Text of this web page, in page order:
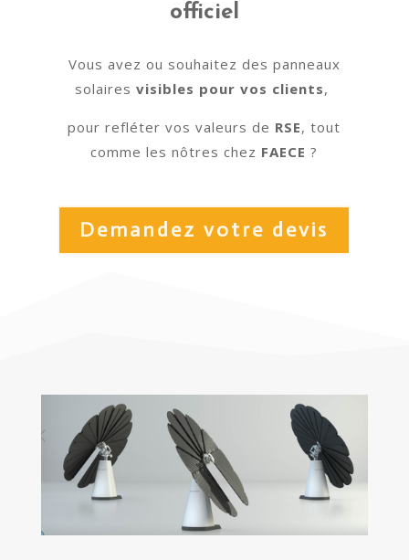
officiel
Vous avez ou souhaitez des panneaux
solairesvisibles pour vos clients,
pour refléter vos valeurs de RSE, tout
comme les nôtres chez FAECE?
Demandez votre devis